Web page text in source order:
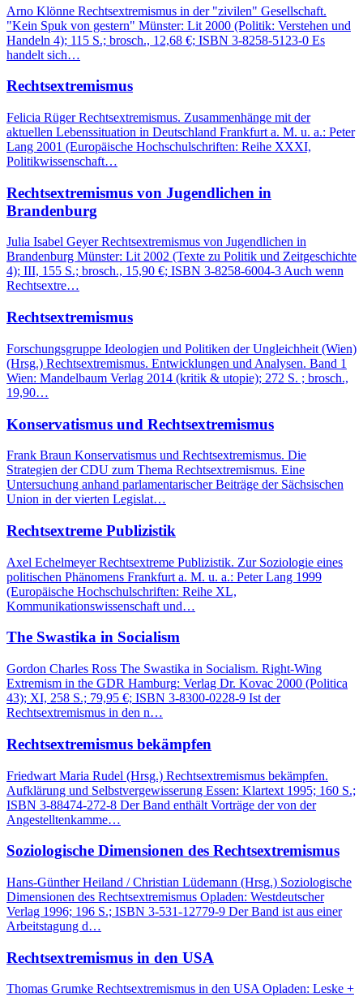
Arno Klönne Rechtsextremismus in der "zivilen" Gesellschaft.
"Kein Spuk von gestern" Münster: Lit 2000 (Politik: Verstehen und
Handeln 4); 115 S.; brosch., 12,68 €; ISBN 3-8258-5123-0 Es
handelt sich…
Rechtsextremismus
Felicia Rüger Rechtsextremismus. Zusammenhänge mit der
aktuellen Lebenssituation in Deutschland Frankfurt a. M. u. a.: Peter
Lang 2001 (Europäische Hochschulschriften: Reihe XXXI,
Politikwissenschaft…
Rechtsextremismus von Jugendlichen in
Brandenburg
Julia Isabel Geyer Rechtsextremismus von Jugendlichen in
Brandenburg Münster: Lit 2002 (Texte zu Politik und Zeitgeschichte
4); III, 155 S.; brosch., 15,90 €; ISBN 3-8258-6004-3 Auch wenn
Rechtsextre…
Rechtsextremismus
Forschungsgruppe Ideologien und Politiken der Ungleichheit (Wien)
(Hrsg.) Rechtsextremismus. Entwicklungen und Analysen. Band 1
Wien: Mandelbaum Verlag 2014 (kritik & utopie); 272 S. ; brosch.,
19,90…
Konservatismus und Rechtsextremismus
Frank Braun Konservatismus und Rechtsextremismus. Die
Strategien der CDU zum Thema Rechtsextremismus. Eine
Untersuchung anhand parlamentarischer Beiträge der Sächsischen
Union in der vierten Legislat…
Rechtsextreme Publizistik
Axel Echelmeyer Rechtsextreme Publizistik. Zur Soziologie eines
politischen Phänomens Frankfurt a. M. u. a.: Peter Lang 1999
(Europäische Hochschulschriften: Reihe XL,
Kommunikationswissenschaft und…
The Swastika in Socialism
Gordon Charles Ross The Swastika in Socialism. Right-Wing
Extremism in the GDR Hamburg: Verlag Dr. Kovac 2000 (Politica
43); XI, 258 S.; 79,95 €; ISBN 3-8300-0228-9 Ist der
Rechtsextremismus in den n…
Rechtsextremismus bekämpfen
Friedwart Maria Rudel (Hrsg.) Rechtsextremismus bekämpfen.
Aufklärung und Selbstvergewisserung Essen: Klartext 1995; 160 S.;
ISBN 3-88474-272-8 Der Band enthält Vorträge der von der
Angestelltenkamme…
Soziologische Dimensionen des Rechtsextremismus
Hans-Günther Heiland / Christian Lüdemann (Hrsg.) Soziologische
Dimensionen des Rechtsextremismus Opladen: Westdeutscher
Verlag 1996; 196 S.; ISBN 3-531-12779-9 Der Band ist aus einer
Arbeitstagung d…
Rechtsextremismus in den USA
Thomas Grumke Rechtsextremismus in den USA Opladen: Leske +